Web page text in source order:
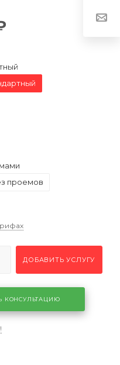
проемов
ДОБАВИТЬ УСЛУГУ
КОНСУЛЬТАЦИЮ